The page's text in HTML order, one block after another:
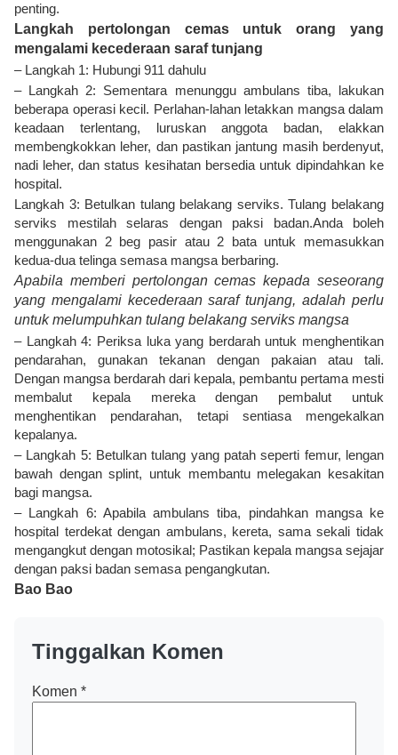
penting.
Langkah pertolongan cemas untuk orang yang
mengalami kecederaan saraf tunjang
– Langkah 1: Hubungi 911 dahulu
– Langkah 2: Sementara menunggu ambulans tiba, lakukan
beberapa operasi kecil. Perlahan-lahan letakkan mangsa dalam
keadaan terlentang, luruskan anggota badan, elakkan
membengkokkan leher, dan pastikan jantung masih berdenyut,
nadi leher, dan status kesihatan bersedia untuk dipindahkan ke
hospital.
Langkah 3: Betulkan tulang belakang serviks. Tulang belakang
serviks mestilah selaras dengan paksi badan.Anda boleh
menggunakan 2 beg pasir atau 2 bata untuk memasukkan
kedua-dua telinga semasa mangsa berbaring.
Apabila memberi pertolongan cemas kepada seseorang
yang mengalami kecederaan saraf tunjang, adalah perlu
untuk melumpuhkan tulang belakang serviks mangsa
– Langkah 4: Periksa luka yang berdarah untuk menghentikan
pendarahan, gunakan tekanan dengan pakaian atau tali.
Dengan mangsa berdarah dari kepala, pembantu pertama mesti
membalut kepala mereka dengan pembalut untuk
menghentikan pendarahan, tetapi sentiasa mengekalkan
kepalanya.
– Langkah 5: Betulkan tulang yang patah seperti femur, lengan
bawah dengan splint, untuk membantu melegakan kesakitan
bagi mangsa.
– Langkah 6: Apabila ambulans tiba, pindahkan mangsa ke
hospital terdekat dengan ambulans, kereta, sama sekali tidak
mengangkut dengan motosikal; Pastikan kepala mangsa sejajar
dengan paksi badan semasa pengangkutan.
Bao Bao
Tinggalkan Komen
Komen *